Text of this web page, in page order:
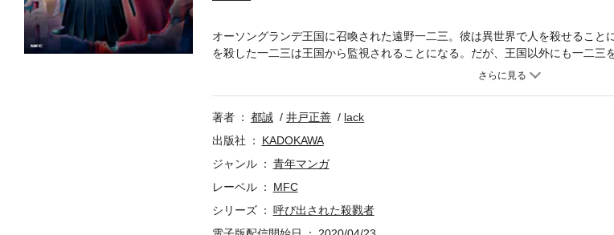
オーソングランデ王国に召喚された遠野一二三。彼は異世界で人を殺せること
を殺した一二三は王国から監視されることになる。だが、王国以外にも一二三
著者 都誠 井戸正善
lack
出版社
KADOKAWA
ジャンル
青年マンガ
レーベル
MFC
シリーズ
呼び出された殺戮者